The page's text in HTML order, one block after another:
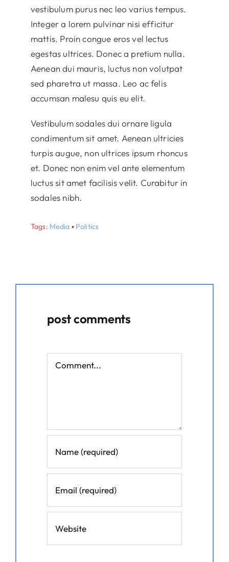
vestibulum purus nec leo varius tempus.
Integer a lorem pulvinar nisi efficitur
mattis. Proin congue eros vel lectus
egestas ultrices. Donec a pretium nulla.
Aenean dui mauris, luctus non volutpat
sed pharetra ut massa. Leo ac felis
accumsan malesu quis eu elit.
Vestibulum sodales dui ornare ligula
condimentum sit amet. Aenean ultricies
turpis augue, non ultrices ipsum rhoncus
et. Donec non enim vel ante elementum
luctus sit amet facilisis velit. Curabitur in
sodales nibh.
Tags: Media ▪ Politics
post comments
Comment